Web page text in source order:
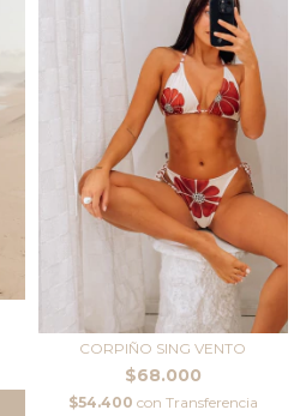
CORPIÑO SING VENTO
$68.000
$54.400 con Transferencia